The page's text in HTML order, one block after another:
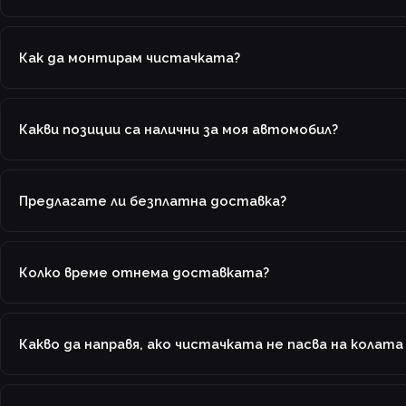
Как да монтирам чистачката?
Какви позиции са налични за моя автомобил?
Предлагате ли безплатна доставка?
Колко време отнема доставката?
Какво да направя, ако чистачката не пасва на колата